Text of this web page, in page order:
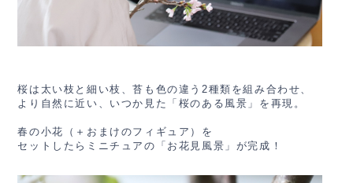
桜は太い枝と細い枝、苔も色の違う2種類を組み合わせ、
より自然に近い、 いつか見た「桜のある風景」を再現。
春の小花（＋おまけのフィギュア）を
セットしたらミニチュアの「お花見風景」が完成！